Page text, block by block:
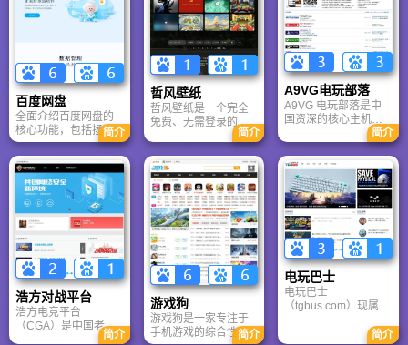
百度网盘
全面介绍百度网盘的
核心功能，包括拯救
手机内存、在线看视
频、AI智能做笔记与
总结长文。详细解答
数据安全性及服务器
备份机制，带你了解
GenFlow AI智能体如
何帮你高效办公与学
习。
简介
哲风壁纸
哲风壁纸是一个完全
免费、无需登录的高
清壁纸下载网站。提
供海量4K、8K超清电
脑与手机壁纸，涵盖
动漫、风景、赛博朋
克等多元风格。支持
动态壁纸与头像制
作，国内访问极速，
是美化桌面的首选平
台。
简介
A9VG电玩部落
A9VG 电玩部落是中
国资深的核心主机游
戏玩家社区。网站以
论坛为核心，提供全
面的主机游戏资讯、
攻略和资料库，覆盖
PlayStation、Xbox、
Switch 等全平台。凭
借其深厚的历史积淀
和活跃的用户群体，
A9VG 成为硬核玩家
交流心得、分享攻略
的首选平台之一。
简介
浩方对战平台
浩方电竞平台
（CGA）是中国老牌
游戏联机平台，提供简介
游戏狗
游戏狗是一家专注于
手机游戏的综合性门简介
电玩巴士
电玩巴士
（tgbus.com）现属于
注于解决游戏用户需简介